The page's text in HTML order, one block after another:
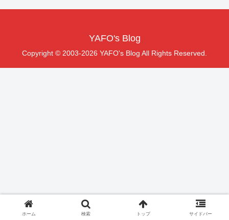
YAFO's Blog
Copyright © 2003-2026 YAFO's Blog All Rights Reserved.
ホーム 検索 トップ サイドバー